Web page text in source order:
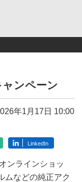
ンペーン
年1月17日 10:00
LinkedIn
ンラインショッ
ムなどの純正アク